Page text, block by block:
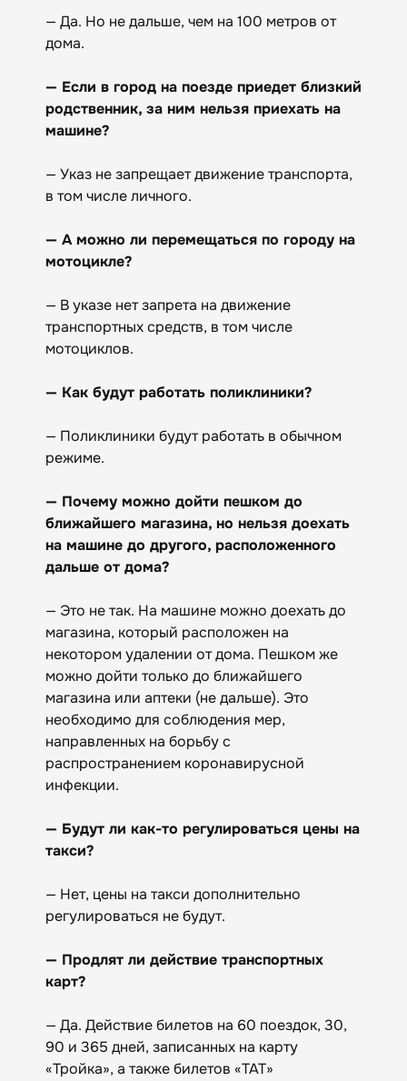
— Да. Но не дальше, чем на 100 метров от
дома.
— Если в город на поезде приедет близкий
родственник, за ним нельзя приехать на
машине?
— Указ не запрещает движение транспорта,
в том числе личного.
— А можно ли перемещаться по городу на
мотоцикле?
— В указе нет запрета на движение
транспортных средств, в том числе
мотоциклов.
— Как будут работать поликлиники?
— Поликлиники будут работать в обычном
режиме.
— Почему можно дойти пешком до
ближайшего магазина, но нельзя доехать
на машине до другого, расположенного
дальше от дома?
— Это не так. На машине можно доехать до
магазина, который расположен на
некотором удалении от дома. Пешком же
можно дойти только до ближайшего
магазина или аптеки (не дальше). Это
необходимо для соблюдения мер,
направленных на борьбу с
распространением коронавирусной
инфекции.
— Будут ли как-то регулироваться цены на
такси?
— Нет, цены на такси дополнительно
регулироваться не будут.
— Продлят ли действие транспортных
карт?
— Да. Действие билетов на 60 поездок, 30,
90 и 365 дней, записанных на карту
«Тройка», а также билетов «ТАТ»